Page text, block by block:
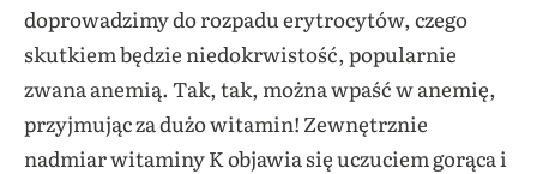
doprowadzimy do rozpadu erytrocytów, czego
skutkiem będzie niedokrwistość, popularnie
zwana anemią. Tak, tak, można wpaść w anemię,
przyjmując za dużo witamin! Zewnętrznie
nadmiar witaminy K objawia się uczuciem gorąca i